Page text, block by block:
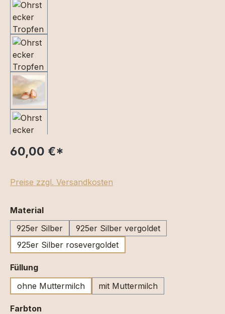
60,00 €*
Preise zzgl. Versandkosten
Materialauswählen
925er Silber
925er Silber vergoldet
925er Silber rosevergoldet
Füllungauswählen
ohne Muttermilch
mit Muttermilch
Farbton